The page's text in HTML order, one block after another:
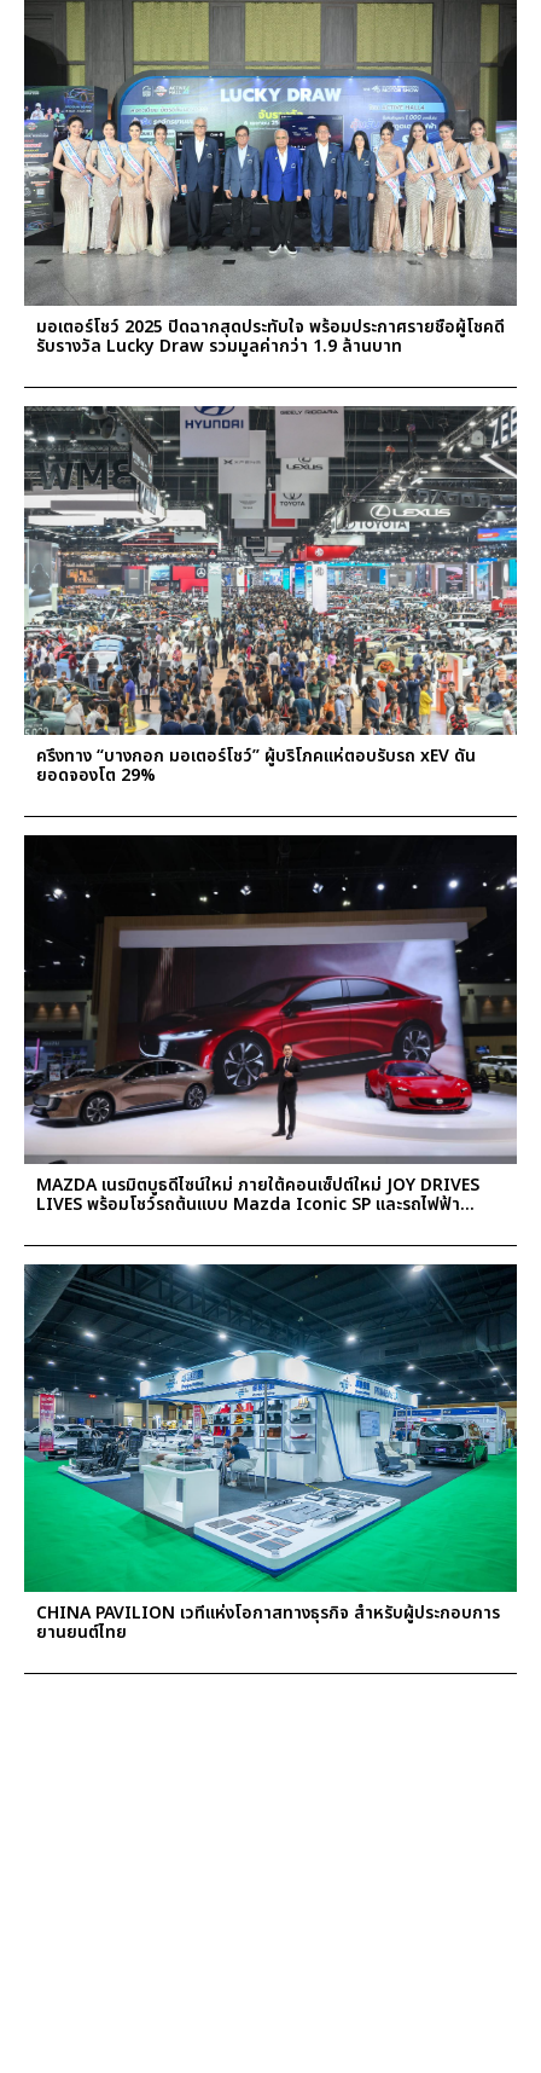
มอเตอร์โชว์ 2025 ปิดฉากสุดประทับใจ พร้อมประกาศรายชื่อผู้โชคดี
รับรางวัล Lucky Draw รวมมูลค่ากว่า 1.9 ล้านบาท
ครึ่งทาง “บางกอก มอเตอร์โชว์” ผู้บริโภคแห่ตอบรับรถ xEV ดัน
ยอดจองโต 29%
MAZDA เนรมิตบูธดีไซน์ใหม่ ภายใต้คอนเซ็ปต์ใหม่ JOY DRIVES
LIVES พร้อมโชว์รถต้นแบบ Mazda Iconic SP และรถไฟฟ้า
CHINA PAVILION เวทีแห่งโอกาสทางธุรกิจ สำหรับผู้ประกอบการ
ยานยนต์ไทย